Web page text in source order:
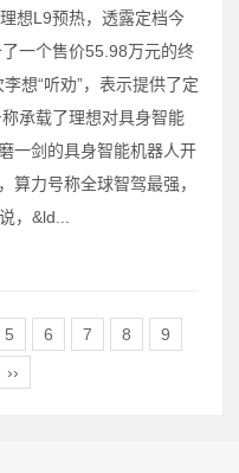
想L9预热，透露定档今
一个售价55.98万元的终
想“听劝”，表示提供了定
承载了理想对具身智能
一剑的具身智能机器人开
算力号称全球智驾最强，
，&ld...
5 6 7 8
9
››